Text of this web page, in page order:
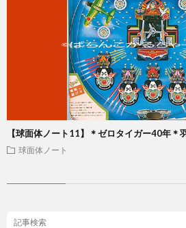
【球面体ノート11】＊ゼロタイガー40年＊
球面体ノート